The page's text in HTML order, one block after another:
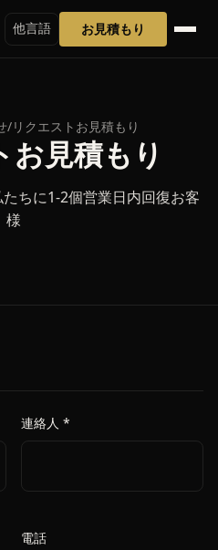
他言語 お見積もり
/リクエストお見積もり
お見積もり
ちに1-2個営業日内回復お客
様
連絡人 *
電話